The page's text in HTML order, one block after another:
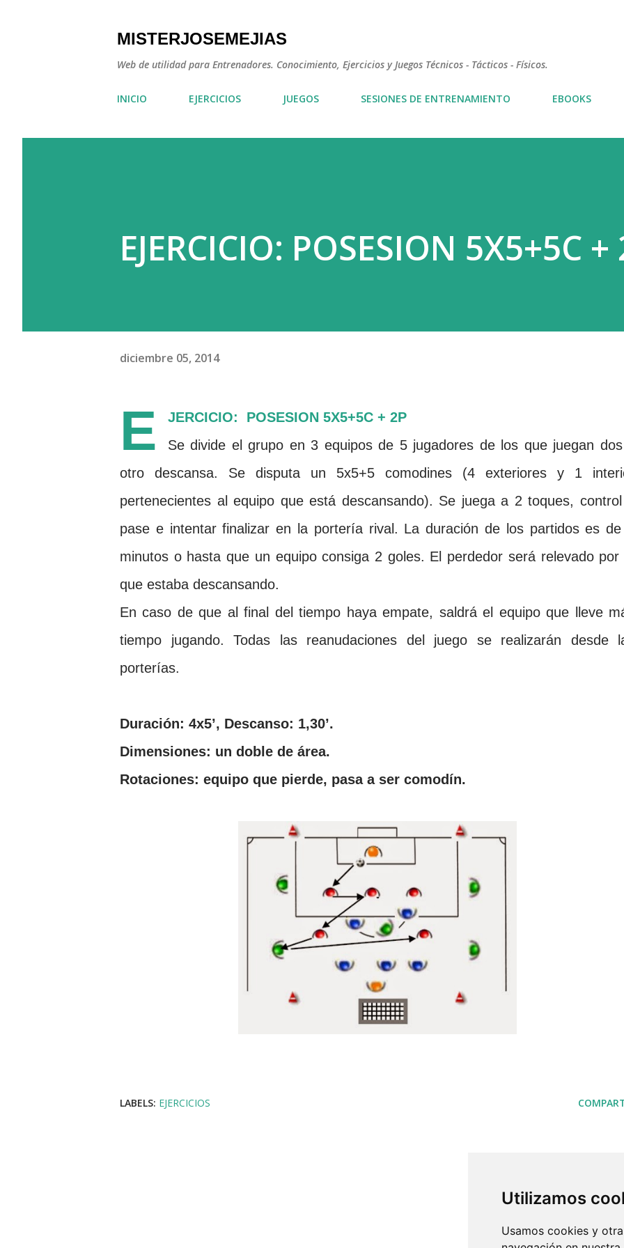
Utilizamos
Usamos cookies y
MISTERJOSEMEJIAS
Web de utilidad para Entrenadores. Conocimiento, Ejercicios y Juegos Técnicos - Tácticos - Físicos.
INICIO EJERCICIOS JUEGOS SESIONES DE ENTRENAMIENTO EBOOKS
EJERCICIO: POSESION 5X5+5C +
diciembre 05, 2014
E JERCICIO: POSESION 5X5+5C + 2P
Se divide el grupo en 3 equipos de 5 jugadores de los que juegan
otro descansa. Se disputa un 5x5+5 comodines (4 exteriores y 1
pertenecientes al equipo que está descansando). Se juega a 2 toques,
pase e intentar finalizar en la portería rival. La duración de los partidos es
minutos o hasta que un equipo consiga 2 goles. El perdedor será relevado por
que estaba descansando.
En caso de que al final del tiempo haya empate, saldrá el equipo que lleve
tiempo jugando. Todas las reanudaciones del juego se realizarán desde
porterías.
Duración: 4x5’, Descanso: 1,30’.
Dimensiones: un doble de área.
Rotaciones: equipo que pierde, pasa a ser comodín.
LABELS: EJERCICIOS